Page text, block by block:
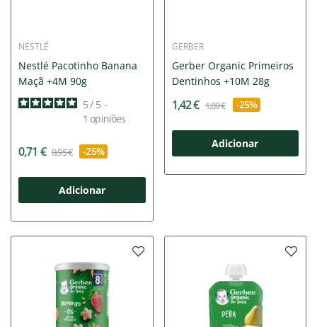
NESTLÉ
Nestlé Pacotinho Banana
Maçã +4M 90g
5/ 5 -
1 opiniões
0,71 € 0,95 € -25%
Adicionar
GERBER
Gerber Organic Primeiros
Dentinhos +10M 28g
1,42 € 1,89 € -25%
Adicionar